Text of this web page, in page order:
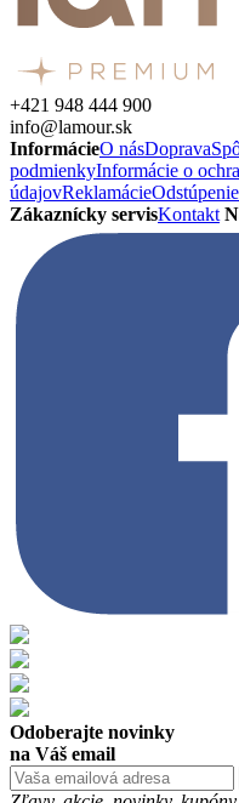
+421 948 444 900
info@lamour.sk
InformácieO násDoprava
podmienkyInformácie o
údajovReklamácie
Zákaznícky servisKontakt
Odoberajte novinky
na Váš email